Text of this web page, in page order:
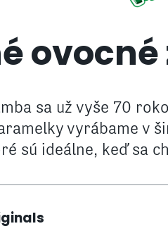
sa už vyše 70
vyrábame v
sú ideálne, keď sa